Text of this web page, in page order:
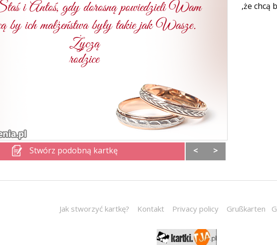
Stwórz podobną kartkę < >
,że chcą
Jak stworzyć kartkę? Kontakt Privacy policy Grußkarten